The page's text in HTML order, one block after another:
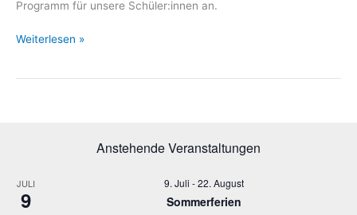
Programm für unsere Schüler:innen an.
Ferienprogramm
Weiterlesen »
Anstehende Veranstaltungen
JULI
9
9. Juli -22. August
Sommerferien